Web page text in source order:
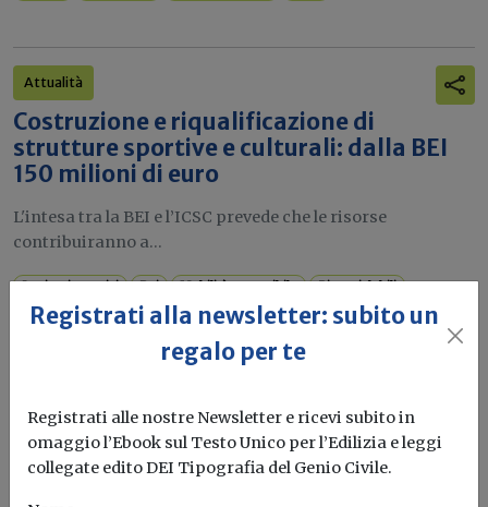
Attualità
Costruzione e riqualificazione di
strutture sportive e culturali: dalla BEI
150 milioni di euro
L'intesa tra la BEI e l’ICSC prevede che le risorse
contribuiranno a...
Impianti sportivi Bei Mobilità sostenibile Piste ciclabili
Anche la Provincia autonoma di Trento
ha recepito il decreto Salva Casa
Registrati alla newsletter: subito un
regalo per te
Registrati alle nostre Newsletter e ricevi subito in
omaggio l’Ebook sul Testo Unico per l’Edilizia e leggi
collegate edito DEI Tipografia del Genio Civile.